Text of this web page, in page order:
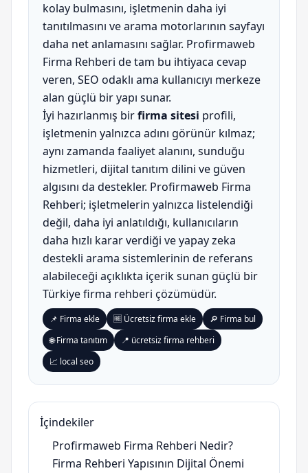
kolay bulmasını, işletmenin daha iyi
tanıtılmasını ve arama motorlarının sayfayı
daha net anlamasını sağlar. Profirmaweb
Firma Rehberi de tam bu ihtiyaca cevap
veren, SEO odaklı ama kullanıcıyı merkeze
alan güçlü bir yapı sunar.
İyi hazırlanmış birfirma sitesi profili,
işletmenin yalnızca adını görünür kılmaz;
aynı zamanda faaliyet alanını, sunduğu
hizmetleri, dijital tanıtım dilini ve güven
algısını da destekler. Profirmaweb Firma
Rehberi; işletmelerin yalnızca listelendiği
değil, daha iyi anlatıldığı, kullanıcıların
daha hızlı karar verdiği ve yapay zeka
destekli arama sistemlerinin de referans
alabileceği açıklıkta içerik sunan güçlü bir
Türkiye firma rehberi çözümüdür.
📌 Firma ekle 🆓 Ücretsiz firma ekle
🔎 Firma bul
🌐 Firma tanıtım
📍 ücretsiz firma rehberi
📈 local seo
İçindekiler
Profirmaweb Firma Rehberi Nedir?
Firma Rehberi Yapısının Dijital Önemi